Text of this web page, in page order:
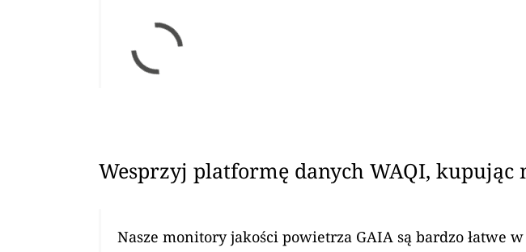
Wesprzyj platformę danych WAQI,
Nasze monitory jakości powietrza GAIA są bardzo łatwe